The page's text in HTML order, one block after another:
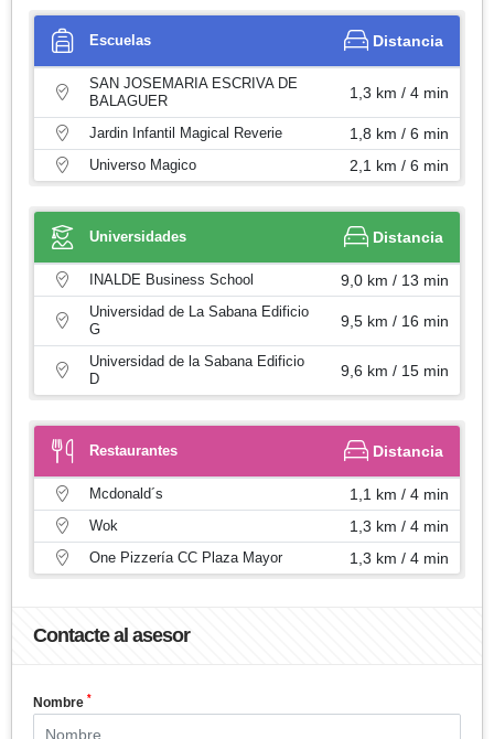
Escuelas Distancia
SAN JOSEMARIA ESCRIVA DE
BALAGUER
1,3 km / 4 min
Jardin Infantil Magical Reverie 1,8 km / 6 min
Universo Magico 2,1 km / 6 min
Universidades Distancia
INALDE Business School 9,0 km / 13 min
Universidad de La Sabana Edificio
G
9,5 km / 16 min
Universidad de la Sabana Edificio
D
9,6 km / 15 min
Restaurantes Distancia
Mcdonald´s 1,1 km / 4 min
Wok 1,3 km / 4 min
One Pizzería CC Plaza Mayor 1,3 km / 4 min
Contacte al asesor
Nombre *